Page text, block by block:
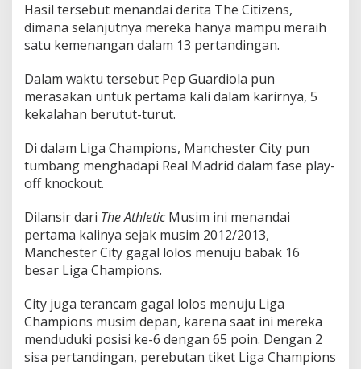
Hasil tersebut menandai derita The Citizens,
dimana selanjutnya mereka hanya mampu meraih
satu kemenangan dalam 13 pertandingan.
Dalam waktu tersebut Pep Guardiola pun
merasakan untuk pertama kali dalam karirnya, 5
kekalahan berutut-turut.
Di dalam Liga Champions, Manchester City pun
tumbang menghadapi Real Madrid dalam fase play-
off knockout.
Dilansir dari The AthleticMusim ini menandai
pertama kalinya sejak musim 2012/2013,
Manchester City gagal lolos menuju babak 16
besar Liga Champions.
City juga terancam gagal lolos menuju Liga
Champions musim depan, karena saat ini mereka
menduduki posisi ke-6 dengan 65 poin. Dengan 2
sisa pertandingan, perebutan tiket Liga Champions